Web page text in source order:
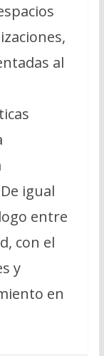
al
igual
entre
con el
y
en